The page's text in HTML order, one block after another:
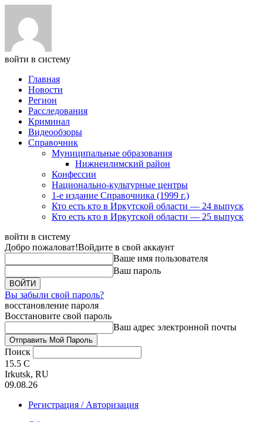
войти в систему
Главная
Новости
Регион
Расследования
Криминал
Видеообзоры
Справочник
Муниципальные образования
Нижнеилимский район
Конфессии
Национально-культурные центры
1-е издание Справочника (1999 г.)
Кто есть кто в Иркутской области — 24 выпуск
Кто есть кто в Иркутской области — 25 выпуск
войти в систему
Добро пожаловат!Войдите в свой аккаунт
Ваше имя пользователя
Ваш пароль
Вы забыли свой пароль?
восстановление пароля
Восстановите свой пароль
Ваш адрес электронной почты
Поиск
15.5 C
Irkutsk, RU
09.08.26
Регистрация / Авторизация